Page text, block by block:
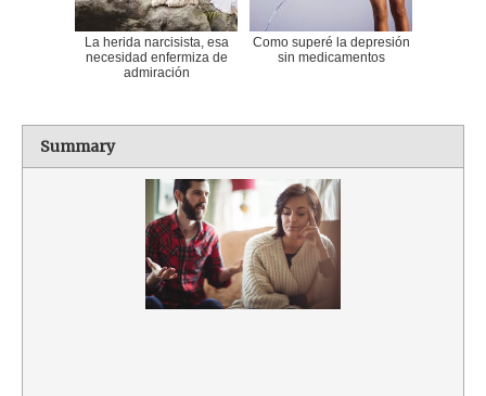
La herida narcisista, esa
necesidad enfermiza de
admiración
Como superé la depresión
sin medicamentos
Summary